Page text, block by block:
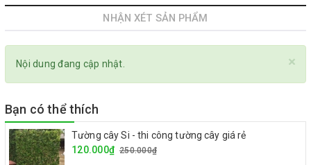
NHẬN XÉT SẢN PHẨM
×
Nội dung đang cập nhật.
Bạn có thể thích
Tường cây Si - thi công tường cây giá rẻ
120.000₫ 250.000₫